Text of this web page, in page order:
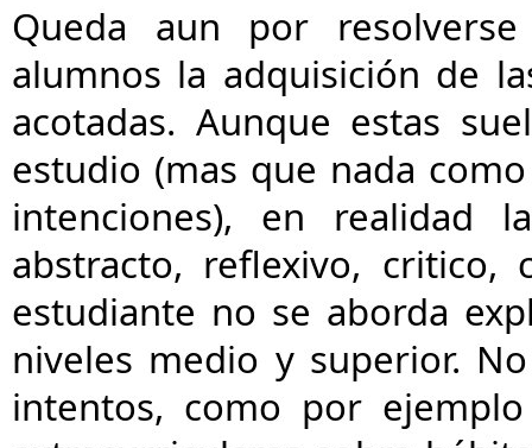
Queda aun por
alumnos la adquisición de
acotadas. Aunque estas
estudio (mas que nada
intenciones), en realidad
abstracto, reflexivo,
estudiante no se aborda
niveles medio y superior.
intentos, como por